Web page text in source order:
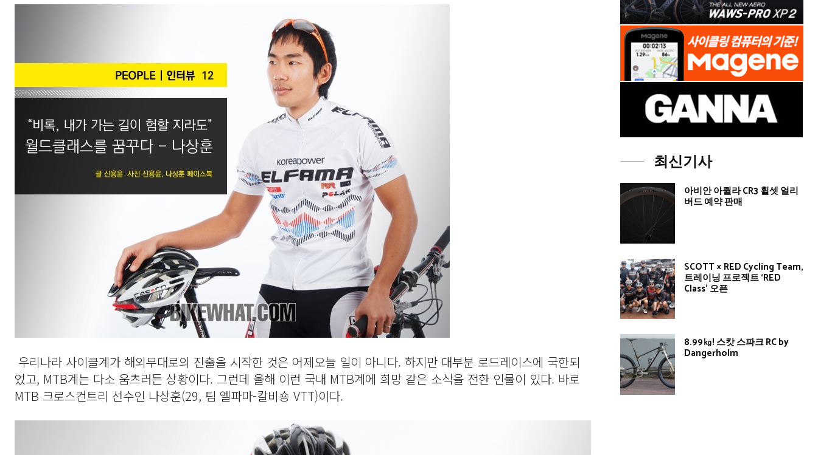
우리나라 사이클계가 해외무대로의 진출을 시작한 것은 어제오늘 일이 아니다. 하지만 대부분 로드레이스에 국한되
었고, MTB계는 다소 움츠러든 상황이다. 그런데 올해 이런 국내 MTB계에 희망 같은 소식을 전한 인물이 있다. 바로
MTB 크로스컨트리 선수인 나상훈(29, 팀 엘파마-칼비숑 VTT)이다.
최신기사
아비안 아퀼라 CR3 휠셋 얼리
버드 예약 판매
SCOTT × RED Cycling Team,
트레이닝 프로젝트 ‘RED
Class’ 오픈
8.99㎏! 스캇 스파크 RC by
Dangerholm